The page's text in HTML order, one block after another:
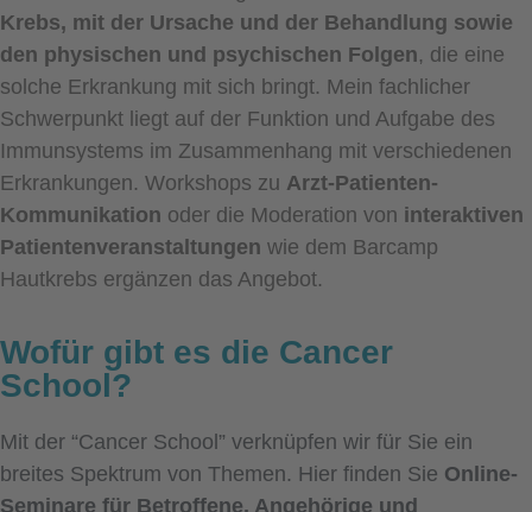
Krebs, mit der Ursache und der Behandlung sowie
den physischen und psychischen Folgen, die eine
solche Erkrankung mit sich bringt. Mein fachlicher
Schwerpunkt liegt auf der Funktion und Aufgabe des
Immunsystems im Zusammenhang mit verschiedenen
Erkrankungen. Workshops zu Arzt-Patienten-
Kommunikation oder die Moderation von interaktiven
Patientenveranstaltungen wie dem Barcamp
Hautkrebs ergänzen das Angebot.
Wofür gibt es die Cancer
School?
Mit der “Cancer School” verknüpfen wir für Sie ein
breites Spektrum von Themen. Hier finden Sie Online-
Seminare für Betroffene, Angehörige und